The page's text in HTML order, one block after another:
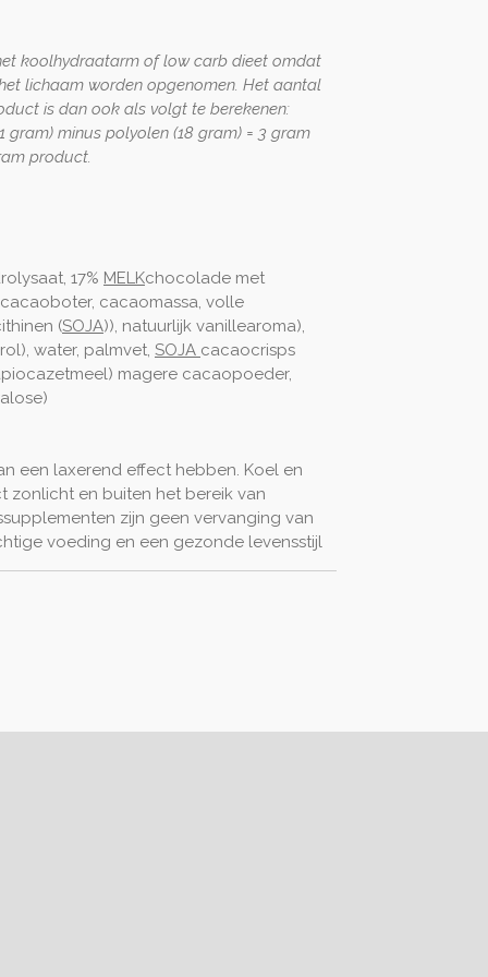
koolhydraatarm of low carb dieet omdat
lichaam worden opgenomen. Het aantal
is dan ook als volgt te berekenen:
minus polyolen (18 gram) = 3 gram
product.
17% MELKchocolade met
cacaomassa, volle
(SOJA)), natuurlijk vanillearoma),
water, palmvet, SOJA cacaocrisps
magere cacaopoeder,
een laxerend effect hebben. Koel en
zonlicht en buiten het bereik van
zijn geen vervanging van
voeding en een gezonde levensstijl